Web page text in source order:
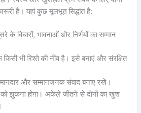
है। यहां कुछ मूलभूत सिद्धांत हैं:
के विचारों, भावनाओं और निर्णयों का सम्मान
किसी भी रिश्ते की नींव है। इसे बनाएं और संरक्षित
और सम्मानजनक संवाद बनाए रखें।
को झुकना होगा। अकेले जीतने से दोनों का खुश